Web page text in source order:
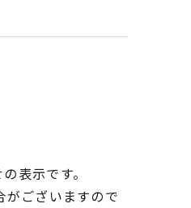
表示です。
ございますので